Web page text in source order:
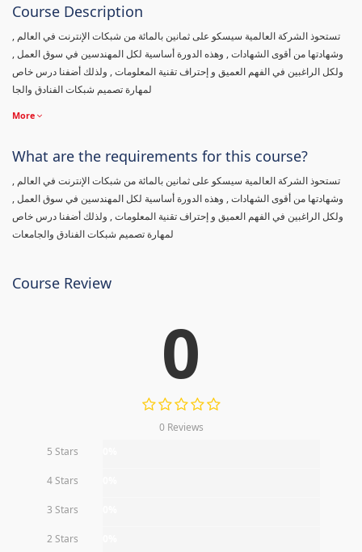
Course Description
تستحوذ الشركة العالمية سيسكو على ثمانين بالمائة من شبكات الإنترنت في العالم ,
وشهادتها من أقوى الشهادات , وهذه الدورة أساسية لكل المهندسين في سوق العمل ,
ولكل الراغبين في الفهم العميق و إحتراف تقنية المعلومات , ولذلك أضفنا درس خاص
لمهارة تصميم شبكات الفنادق والجا
More
What are the requirements for this course?
تستحوذ الشركة العالمية سيسكو على ثمانين بالمائة من شبكات الإنترنت في العالم ,
وشهادتها من أقوى الشهادات , وهذه الدورة أساسية لكل المهندسين في سوق العمل ,
ولكل الراغبين في الفهم العميق و إحتراف تقنية المعلومات , ولذلك أضفنا درس خاص
لمهارة تصميم شبكات الفنادق والجامعات
Course Review
0
0 Reviews
5 Stars
4 Stars
3 Stars
2 Stars